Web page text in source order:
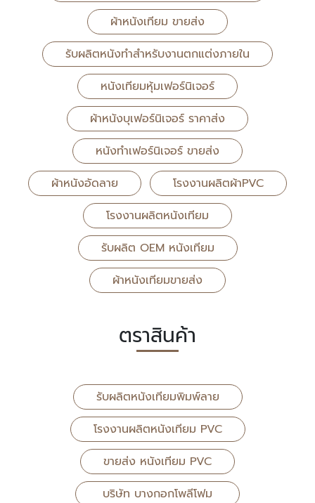
ผ้าหนังเทียม ขายส่ง
รับผลิตหนังทำสำหรับงานตกแต่งภายใน
หนังเทียมหุ้มเฟอร์นิเจอร์
ผ้าหนังบุเฟอร์นิเจอร์ ราคาส่ง
หนังทำเฟอร์นิเจอร์ ขายส่ง
ผ้าหนังอัดลาย
โรงงานผลิตผ้าPVC
โรงงานผลิตหนังเทียม
รับผลิต OEM หนังเทียม
ผ้าหนังเทียมขายส่ง
ตราสินค้า
รับผลิตหนังเทียมพิมพ์ลาย
โรงงานผลิตหนังเทียม PVC
ขายส่ง หนังเทียม PVC
บริษัท บางกอกโพลีโฟม